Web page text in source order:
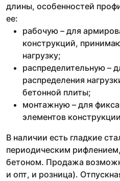
длины, особенностей
ее:
рабочую – для
конструкций,
нагрузку;
распределительную –
распределения
бетонной плиты;
монтажную – для
элементов
В наличии есть гладкие
периодическим
бетоном. Продажа
и опт, и розница).